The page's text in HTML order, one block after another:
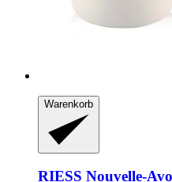
Warenkorb
RIESS Nouvelle-​